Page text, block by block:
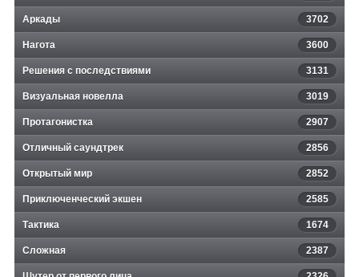
Аркады 3702
Нагота 3600
Решения с последствиями 3131
Визуальная новелла 3019
Протагонистка 2907
Отличный саундтрек 2856
Открытый мир 2852
Приключенческий экшен 2585
Тактика 1674
Сложная 2387